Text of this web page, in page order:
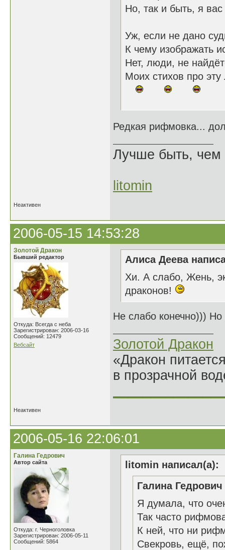
Но, так и быть, я
Уж, если не дано
К чему изображать
Нет, люди, не
Моих стихов про эту
Редкая рифмовка...
Лучше быть, чем
litomin
Неактивен
2006-05-15 14:53:28
Золотой Дракон
Бывший редактор
Откуда: Всегда с неба
Зарегистрирован: 2006-03-16
Сообщений: 12479
Вебсайт
Алиса Деева
Хи. А слабо, Жень,
драконов!
Не слабо конечно)))
Золотой Дракон
«Дракон
в прозрачной
Неактивен
2006-05-16 22:06:01
Галина Гедрович
Автор сайта
Откуда: г. Черноголовка
Зарегистрирован: 2006-05-11
Сообщений: 5864
litomin написал(а):
Галина
Я думала, что
Так часто
К ней, что ни
Свекровь, ещё,